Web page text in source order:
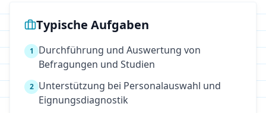
Typische Aufgaben
1
Durchführung und Auswertung von
Befragungen und Studien
2 Unterstützung bei Personalauswahl und
Eignungsdiagnostik